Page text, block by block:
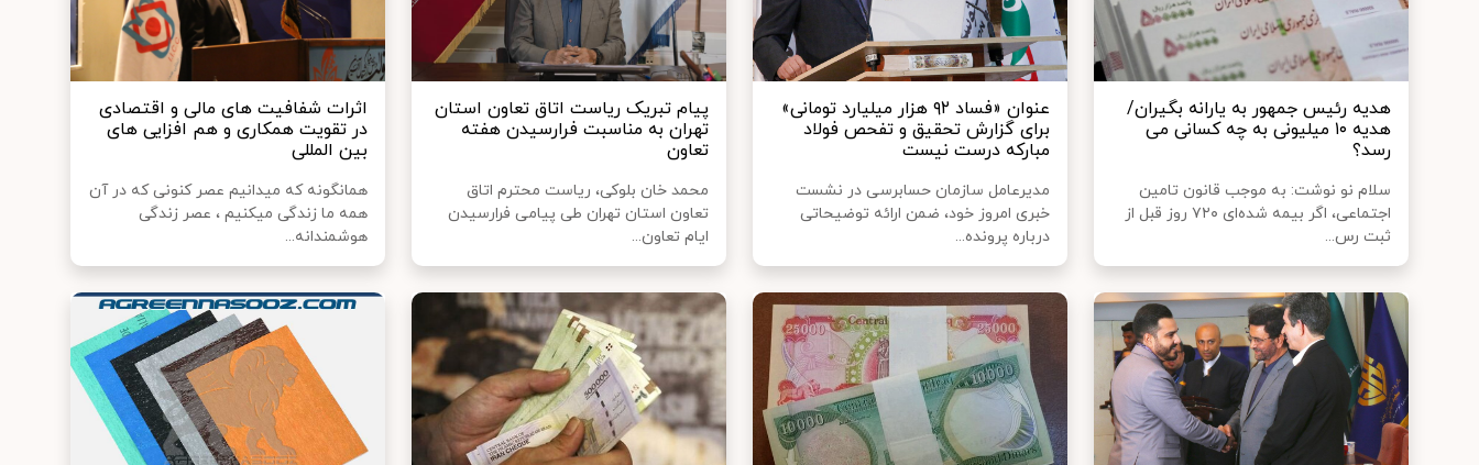
هدیه رئیس جمهور به یارانه بگیران/
هدیه ۱۰ میلیونی به چه کسانی می
رسد؟
سلام نو نوشت: به موجب قانون تامین
اجتماعی، اگر بیمه شده‌ای ۷۲۰ روز قبل از
ثبت رس...
عنوان «فساد ۹۲ هزار میلیارد تومانی»
برای گزارش تحقیق و تفحص فولاد
مبارکه درست نیست
مدیرعامل سازمان حسابرسی در نشست
خبری امروز خود، ضمن ارائه توضیحاتی
درباره پرونده...
پیام تبریک ریاست اتاق تعاون استان
تهران به مناسبت فرارسیدن هفته
تعاون
محمد خان بلوکی، ریاست محترم اتاق
تعاون استان تهران طی پیامی فرارسیدن
ایام تعاون...
اثرات شفافیت های مالی و اقتصادی
در تقویت همکاری و هم افزایی های
بین المللی
همانگونه که میدانیم عصر کنونی که در آن
همه ما زندگی میکنیم ، عصر زندگی
هوشمندانه...